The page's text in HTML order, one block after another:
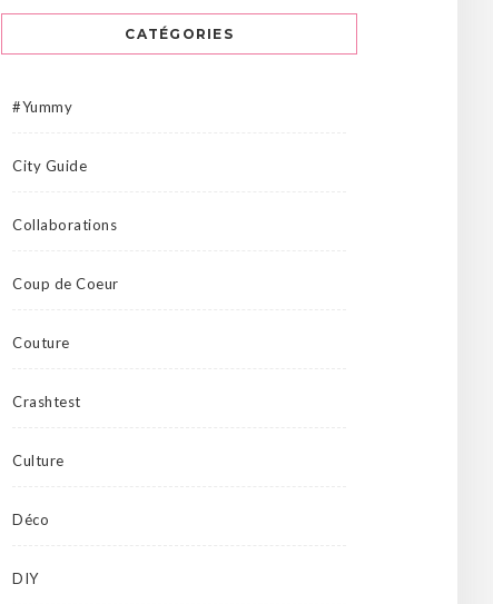
CATÉGORIES
#Yummy
City Guide
Collaborations
Coup de Coeur
Couture
Crashtest
Culture
Déco
DIY